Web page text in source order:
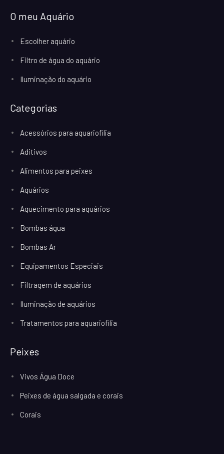
O meu Aquário
Escolher aquário
Filtro de água do aquário
Iluminação do aquário
Categorias
Acessórios para aquariofilia
Aditivos
Alimentos para peixes
Aquários
Aquecimento para aquários
Bombas água
Bombas Ar
Equipamentos Especiais
Filtragem de aquários
Iluminação de aquários
Tratamentos para aquariofilia
Peixes
Vivos Água Doce
Peixes de água salgada e corais
Corais